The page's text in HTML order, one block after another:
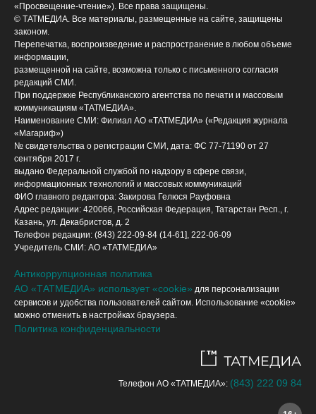
«Просвещение-чтение»). Все права защищены.
© ТАТМЕДИА. Все материалы, размещенные на сайте, защищены
законом.
Перепечатка, воспроизведение и распространение в любом объеме
информации,
размещенной на сайте, возможна только с письменного согласия
редакций СМИ.
При поддержке Республиканского агентства по печати и массовым
коммуникациям «ТАТМЕДИА».
Наименование СМИ: Филиал АО «ТАТМЕДИА» («Редакция журнала
«Магариф»)
№ свидетельства о регистрации СМИ, дата: ФС 77-71190 от 27
сентября 2017 г.
выдано Федеральной службой по надзору в сфере связи,
информационных технологий и массовых коммуникаций
ФИО главного редактора: Закирова Гелюся Рауфовна
Адрес редакции: 420066, Российская Федерация, Татарстан Респ., г.
Казань, ул. Декабристов, д. 2
Телефон редакции: (843) 222-09-84 (14-61], 222-06-09
Учредитель СМИ: АО «ТАТМЕДИА»
Антикоррупционная политика
АО «ТАТМЕДИА» использует «cookie» для персонализации
сервисов и удобства пользователей сайтом. Использование «cookie»
можно отменить в настройках браузера.
Политика конфиденциальности
Телефон АО «ТАТМЕДИА»: (843) 222 09 84